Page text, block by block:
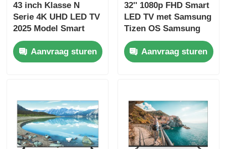
Over Ons
Fabriekstour
Neem contact met ons op
Nieuws
43 inch Klasse N
Serie 4K UHD LED TV
2025 Model Smart
Televisie
Aanvraag sturen
32'' 1080p FHD Smart
LED TV met Samsung
Tizen OS Samsung
App Store voor
Netflix streaming
Aanvraag sturen